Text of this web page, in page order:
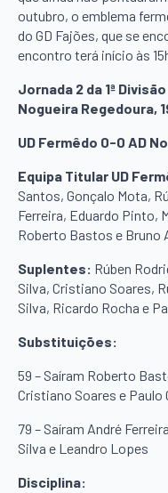
outubro, o emblema
do GD Fajões, que se
encontro terá início às
Jornada 2 da 1ª
Nogueira Regedoura,
UD Fermêdo 0-0 AD
Equipa Titular UD
Santos, Gonçalo Mota,
Ferreira, Eduardo Pinto,
Roberto Bastos e Bruno
Suplentes: Rúben
Silva, Cristiano Soares,
Silva, Ricardo Rocha e
Substituições:
59 – Saíram Roberto
Cristiano Soares e Paulo
79 – Saíram André
Silva e Leandro Lopes
Disciplina: